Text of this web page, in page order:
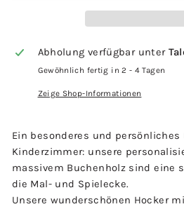
Abholung verfügbar unter
Gewöhnlich fertig in 2 - 4 Tagen
Zeige Shop-Informationen
Ein besonderes und persönliches
Kinderzimmer: unsere
massivem Buchenholz sind eine
die Mal- und Spielecke.
Unsere wunderschönen Hocker